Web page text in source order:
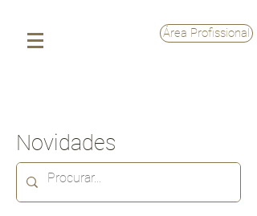
Área Profissional
Novidades